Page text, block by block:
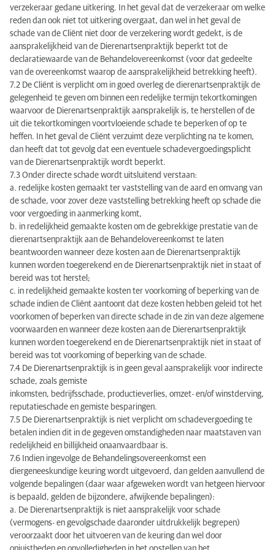
verzekeraar gedane uitkering. In het geval dat de verzekeraar om welke
reden dan ook niet tot uitkering overgaat, dan wel in het geval de
schade van de Cliënt niet door de verzekering wordt gedekt, is de
aansprakelijkheid van de Dierenartsenpraktijk beperkt tot de
declaratiewaarde van de Behandelovereenkomst (voor dat gedeelte
van de overeenkomst waarop de aansprakelijkheid betrekking heeft).
7.2 De Cliënt is verplicht om in goed overleg de dierenartsenpraktijk de
gelegenheid te geven om binnen een redelijke termijn tekortkomingen
waarvoor de Dierenartsenpraktijk aansprakelijk is, te herstellen of de
uit die tekortkomingen voortvloeiende schade te beperken of op te
heffen. In het geval de Cliënt verzuimt deze verplichting na te komen,
dan heeft dat tot gevolg dat een eventuele schadevergoedingsplicht
van de Dierenartsenpraktijk wordt beperkt.
7.3 Onder directe schade wordt uitsluitend verstaan:
a. redelijke kosten gemaakt ter vaststelling van de aard en omvang van
de schade, voor zover deze vaststelling betrekking heeft op schade die
voor vergoeding in aanmerking komt,
b. in redelijkheid gemaakte kosten om de gebrekkige prestatie van de
dierenartsenpraktijk aan de Behandelovereenkomst te laten
beantwoorden wanneer deze kosten aan de Dierenartsenpraktijk
kunnen worden toegerekend en de Dierenartsenpraktijk niet in staat of
bereid was tot herstel;
c. in redelijkheid gemaakte kosten ter voorkoming of beperking van de
schade indien de Cliënt aantoont dat deze kosten hebben geleid tot het
voorkomen of beperken van directe schade in de zin van deze algemene
voorwaarden en wanneer deze kosten aan de Dierenartsenpraktijk
kunnen worden toegerekend en de Dierenartsenpraktijk niet in staat of
bereid was tot voorkoming of beperking van de schade.
7.4 De Dierenartsenpraktijk is in geen geval aansprakelijk voor indirecte
schade, zoals gemiste
inkomsten, bedrijfsschade, productieverlies, omzet- en/of winstderving,
reputatieschade en gemiste besparingen.
7.5 De Dierenartsenpraktijk is niet verplicht om schadevergoeding te
betalen indien dit in de gegeven omstandigheden naar maatstaven van
redelijkheid en billijkheid onaanvaardbaar is.
7.6 Indien ingevolge de Behandelingsovereenkomst een
diergeneeskundige keuring wordt uitgevoerd, dan gelden aanvullend de
volgende bepalingen (daar waar afgeweken wordt van hetgeen hiervoor
is bepaald, gelden de bijzondere, afwijkende bepalingen):
a. De Dierenartsenpraktijk is niet aansprakelijk voor schade
(vermogens- en gevolgschade daaronder uitdrukkelijk begrepen)
veroorzaakt door het uitvoeren van de keuring dan wel door